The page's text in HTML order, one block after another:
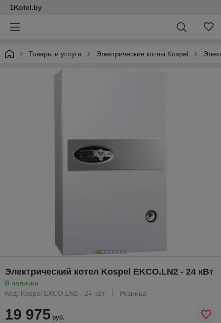
1Kotel.by
Товары и услуги Электрические котлы Kospel
Электрический котел Kospel EKCO.LN2 - 24 кВт
В наличии
Код: Kospel EKCO.LN2 - 24 кВт
Розница
19 975 руб.